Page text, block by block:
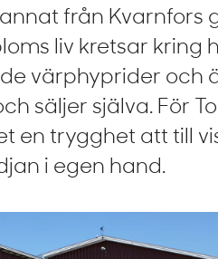
från Kvarnfors
liv kretsar kring
värphyprider och
säljer själva. För
en trygghet att till
i egen hand.